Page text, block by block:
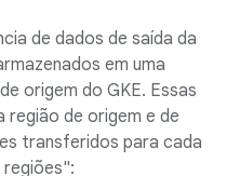
de dados de saída da
em uma
origem do GKE. Essas
região de origem e de
transferidos para cada